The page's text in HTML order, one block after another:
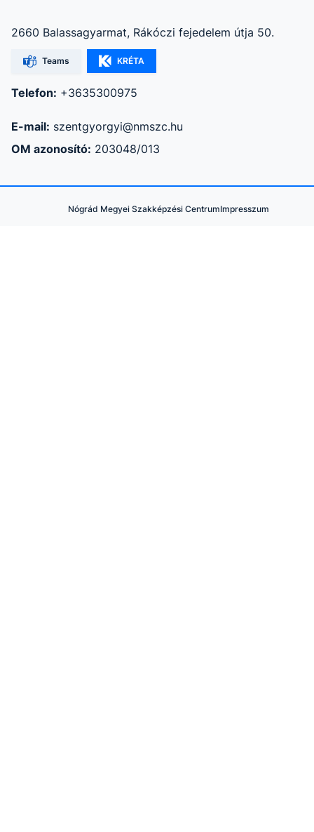
2660 Balassagyarmat, Rákóczi fejedelem útja 50.
Teams KRÉTA
Telefon: +3635300975
E-mail: szentgyorgyi@nmszc.hu
OM azonosító: 203048/013
Nógrád Megyei Szakképzési CentrumImpresszum